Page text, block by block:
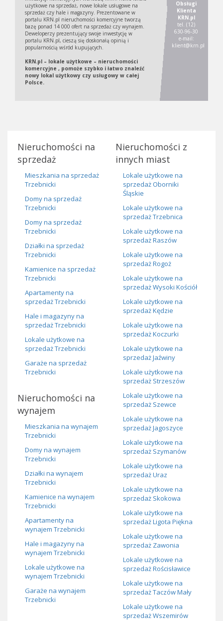
użytkowe na sprzedaż, nowe lokale usługowe na
sprzedaż czy hale i magazyny. Prezentowane w
portalu KRN.pl nieruchomości komercyjne tworzą
bazę ponad 14 000 ofert na sprzedaż czy wynajem.
Deweloperzy prezentujący swoje inwestycję w
portalu KRN.pl, cieszą się doskonałą opinią i
popularnością wśród kupujących.
KRN.pl – lokale użytkowe – nieruchomości
komercyjne , pomoże szybko i łatwo znaleźć
nowy lokal użytkowy czy usługowy w całej
Polsce.
Obsługi
Klienta
KRN.pl
tel. (12)
630-96-30
e-mail:
klient@krn.pl
Nieruchomości na
sprzedaż
Mieszkania na sprzedaż
Trzebnicki
Domy na sprzedaż
Trzebnicki
Domy na sprzedaż
Trzebnicki
Działki na sprzedaż
Trzebnicki
Kamienice na sprzedaż
Trzebnicki
Apartamenty na
sprzedaż Trzebnicki
Hale i magazyny na
sprzedaż Trzebnicki
Lokale użytkowe na
sprzedaż Trzebnicki
Garaże na sprzedaż
Trzebnicki
Nieruchomości na
wynajem
Mieszkania na wynajem
Trzebnicki
Domy na wynajem
Trzebnicki
Działki na wynajem
Trzebnicki
Kamienice na wynajem
Trzebnicki
Apartamenty na
wynajem Trzebnicki
Hale i magazyny na
wynajem Trzebnicki
Lokale użytkowe na
wynajem Trzebnicki
Garaże na wynajem
Trzebnicki
Nieruchomości z
innych miast
Lokale użytkowe na
sprzedaż Oborniki
Śląskie
Lokale użytkowe na
sprzedaż Trzebnica
Lokale użytkowe na
sprzedaż Raszów
Lokale użytkowe na
sprzedaż Rogoż
Lokale użytkowe na
sprzedaż Wysoki Kościół
Lokale użytkowe na
sprzedaż Kędzie
Lokale użytkowe na
sprzedaż Koczurki
Lokale użytkowe na
sprzedaż Jaźwiny
Lokale użytkowe na
sprzedaż Strzeszów
Lokale użytkowe na
sprzedaż Szewce
Lokale użytkowe na
sprzedaż Jagoszyce
Lokale użytkowe na
sprzedaż Szymanów
Lokale użytkowe na
sprzedaż Uraz
Lokale użytkowe na
sprzedaż Skokowa
Lokale użytkowe na
sprzedaż Ligota Piękna
Lokale użytkowe na
sprzedaż Zawonia
Lokale użytkowe na
sprzedaż Rościsławice
Lokale użytkowe na
sprzedaż Taczów Mały
Lokale użytkowe na
sprzedaż Wszemirów